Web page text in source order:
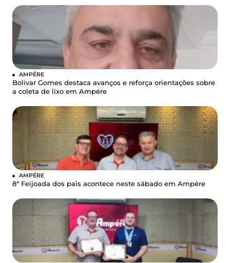
AMPÉRE
Bolivar Gomes destaca avanços e reforça orientações sobre
a coleta de lixo em Ampére
AMPÉRE
8ª Feijoada dos pais acontece neste sábado em Ampére